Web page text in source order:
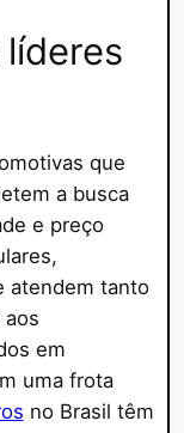
que
a busca
e preço
atendem tanto
em
uma frota
no Brasil têm